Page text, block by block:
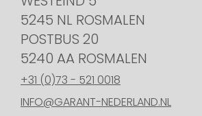
5245 NL ROSMALEN
POSTBUS 20
5240 AA ROSMALEN
+31 (0)73 - 521 0018
INFO@GARANT-NEDERLAND.NL